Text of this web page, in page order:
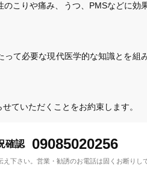
こりや痛み、うつ、PMSなどに効
て必要な現代医学的な知識とを組
確認 09085020256
下さい。 営業・勧誘のお電話は固くお断りし